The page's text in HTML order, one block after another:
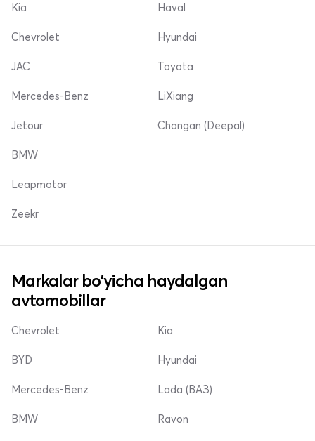
Kia
Chevrolet
Haval
Hyundai
JAC
Mercedes-Benz
Jetour
Toyota
LiXiang
Changan (Deepal)
BMW
Leapmotor
Zeekr
Markalar bo'yicha haydalgan
avtomobillar
Chevrolet
BYD
Mercedes-Benz
Kia
Hyundai
Lada (ВАЗ)
BMW Ravon